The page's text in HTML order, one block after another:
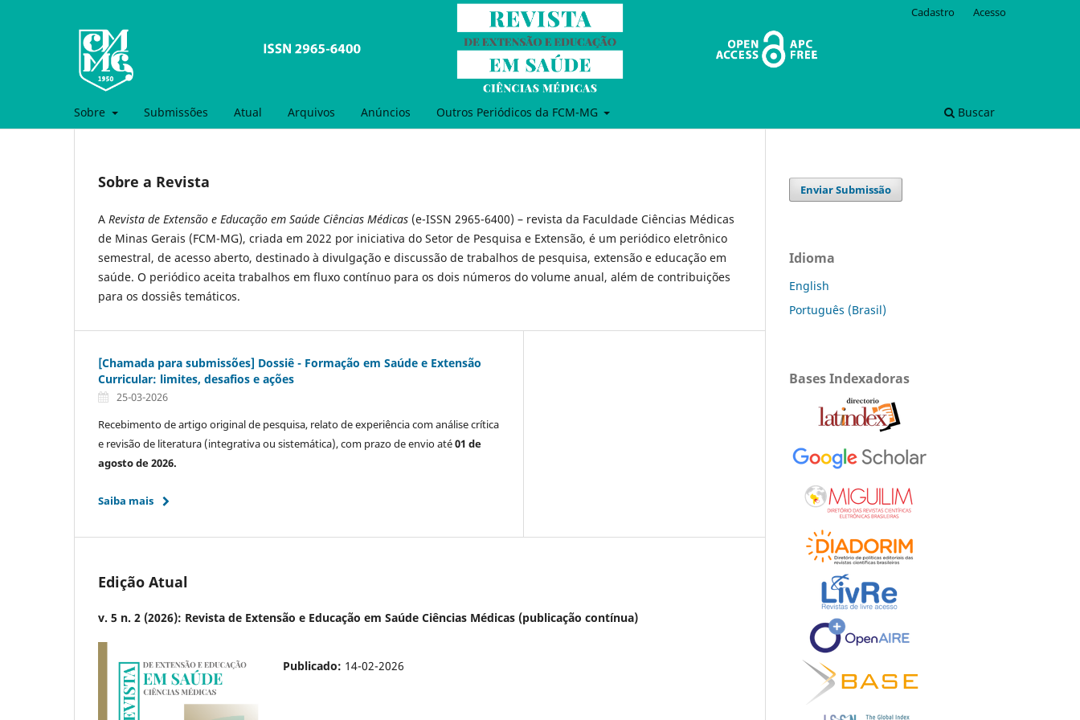
Sobre Submissões Atual Arquivos Anúncios Outros Periódicos da FCM-MG Buscar
Cadastro Acesso
Sobre a Revista
A Revista de Extensão e Educação em Saúde Ciências Médicas (e-ISSN 2965-6400) – revista da Faculdade Ciências Médicas
de Minas Gerais (FCM-MG), criada em 2022 por iniciativa do Setor de Pesquisa e Extensão, é um periódico eletrônico
semestral, de acesso aberto, destinado à divulgação e discussão de trabalhos de pesquisa, extensão e educação em
saúde. O periódico aceita trabalhos em fluxo contínuo para os dois números do volume anual, além de contribuições
para os dossiês temáticos.
[Chamada para submissões] Dossiê - Formação em Saúde e Extensão
Curricular: limites, desafios e ações
25-03-2026
Recebimento de artigo original de pesquisa, relato de experiência com análise crítica
e revisão de literatura (integrativa ou sistemática), com prazo de envio até01 de
agosto de 2026.
Saiba mais
Edição Atual
v. 5 n. 2 (2026): Revista de Extensão e Educação em Saúde Ciências Médicas (publicação contínua)
Publicado: 14-02-2026
Enviar Submissão
Idioma
English
Português (Brasil)
Bases Indexadoras